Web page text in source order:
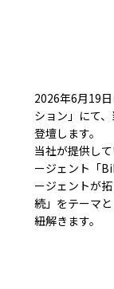
2026年6月19
ション」にて
登壇します。
当社が提供し
ージェント「
ージェントが
続」をテーマ
紐解きます。